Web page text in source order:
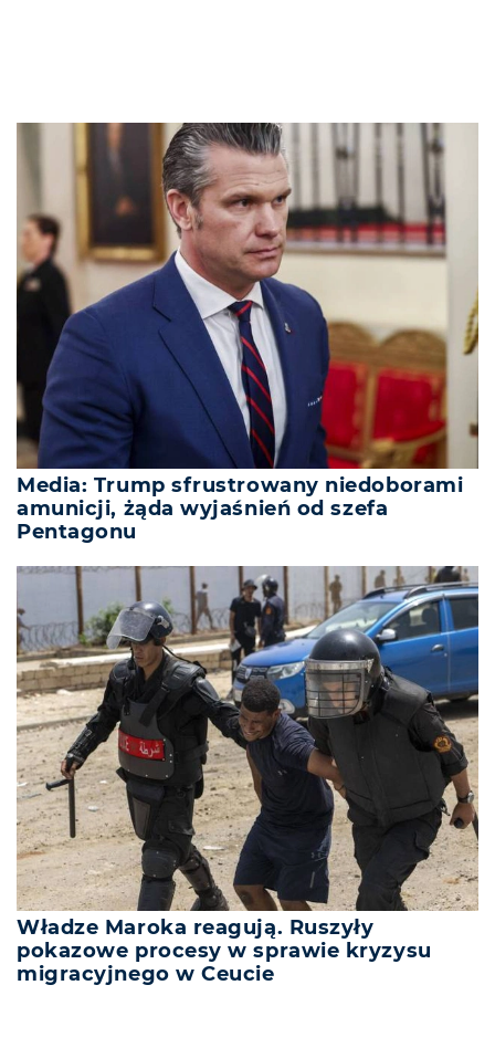
Media: Trump sfrustrowany niedoborami
amunicji, żąda wyjaśnień od szefa
Pentagonu
Władze Maroka reagują. Ruszyły
pokazowe procesy w sprawie kryzysu
migracyjnego w Ceucie